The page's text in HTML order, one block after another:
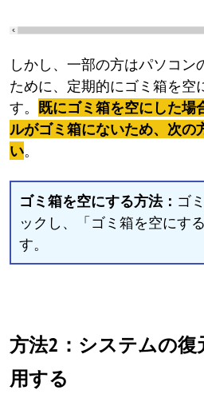
しかし、一部の方はパソコン
ために、定期的にゴミ箱を空
す。 既にゴミ箱を空にした場
ルがゴミ箱にないため、次の
い。
ゴミ箱を空にする方法： ゴ
ックし、「ゴミ箱を空にす
す。
方法2：システムの
用する